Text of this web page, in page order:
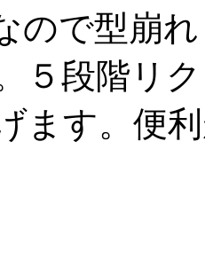
ので型崩
５段階リ
ます。便